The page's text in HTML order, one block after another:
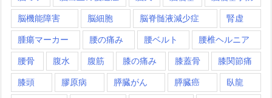
脳機能障害 脳細胞 脳脊髄液減少症 腎虚
腫瘍マーカー 腰の痛み 腰ベルト 腰椎ヘルニア
腰骨 腹水 腹筋 膝の痛み 膝蓋骨 膝関節痛
膝頭 膠原病 膵臓がん 膵臓癌 臥龍